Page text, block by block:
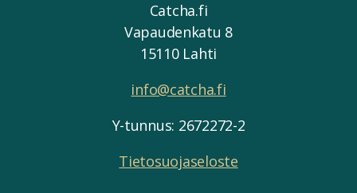
Catcha.fi
Vapaudenkatu 8
15110 Lahti
info@catcha.fi
Y-tunnus: 2672272-2
Tietosuojaseloste